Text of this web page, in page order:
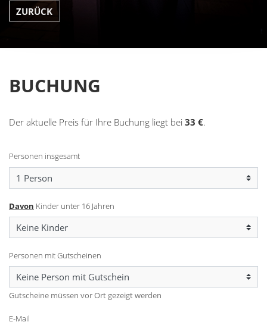
ZURÜCK
BUCHUNG
Der aktuelle Preis für Ihre Buchung liegt bei 33 €.
Personen insgesamt
Davon Kinder unter 16 Jahren
Personen mit Gutscheinen
Gutscheine müssen vor Ort gezeigt werden
E-Mail